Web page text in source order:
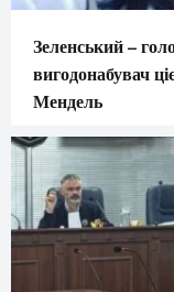
Зеленський –
вигодонабувач
Мендель